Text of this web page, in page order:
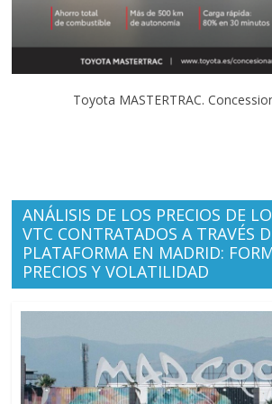
Toyota MASTERTRAC.
ANÁLISIS DE LOS PRECIOS DE
VTC CONTRATADOS A TRAVÉS
PLATAFORMA EN MADRID:
PRECIOS Y VOLATILIDAD